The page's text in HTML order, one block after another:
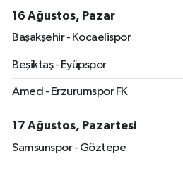
16 Ağustos, Pazar
Başakşehir - Kocaelispor
Beşiktaş - Eyüpspor
Amed - Erzurumspor FK
17 Ağustos, Pazartesi
Samsunspor - Göztepe